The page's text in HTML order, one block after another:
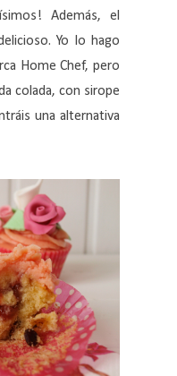
Además, el
Yo lo hago
Home Chef, pero
colada, con sirope
una alternativa